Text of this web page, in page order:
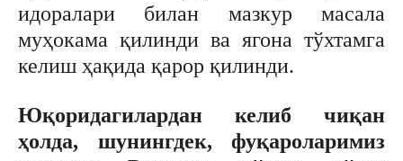
идоралари билан мазкур масала
муҳокама қилинди ва ягона тўхтамга
келиш ҳақида қарор қилинди.
Юқоридагилардан келиб чиқан
ҳолда, шунингдек, фуқароларимиз